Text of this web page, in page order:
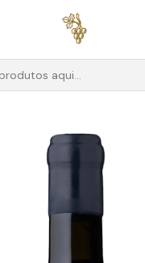
para encomendas a partir de
Douro
Van Zellers
Reserva Tawny 75cl